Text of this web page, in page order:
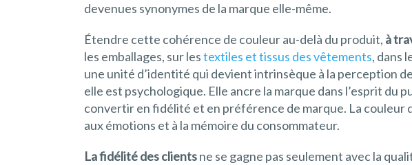
devenues synonymes de la marque elle-même.
Étendre cette cohérence de couleur au-delà du produit, à
les emballages, sur lestextiles et tissus des vêtements, dans
une unité d’identité qui devient intrinsèque à la perception
elle est psychologique. Elle ancre la marque dans l’esprit du
convertir en fidélité et en préférence de marque. La couleur
aux émotions et à la mémoire du consommateur.
La fidélité des clientsne se gagne pas seulement avec la